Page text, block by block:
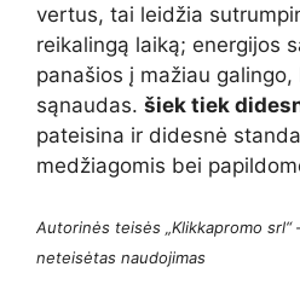
vertus, tai leidžia
reikalingą laiką; energijos
panašios į mažiau
sąnaudas. šiek tiek
pateisina ir didesnė
medžiagomis bei
Autorinės teisės „Klikkapromo
neteisėtas naudojimas